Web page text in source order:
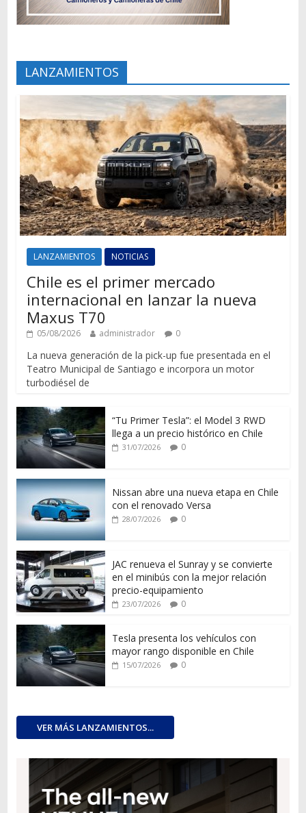
LANZAMIENTOS
LANZAMIENTOS NOTICIAS
Chile es el primer mercado
internacional en lanzar la nueva
Maxus T70
05/08/2026 administrador 0
La nueva generación de la pick-up fue presentada en el
Teatro Municipal de Santiago e incorpora un motor
turbodiésel de
“Tu Primer Tesla”: el Model 3 RWD
llega a un precio histórico en Chile
31/07/2026 0
Nissan abre una nueva etapa en Chile
con el renovado Versa
28/07/2026 0
JAC renueva el Sunray y se convierte
en el minibús con la mejor relación
precio-equipamiento
23/07/2026 0
Tesla presenta los vehículos con
mayor rango disponible en Chile
15/07/2026 0
VER MÁS LANZAMIENTOS...